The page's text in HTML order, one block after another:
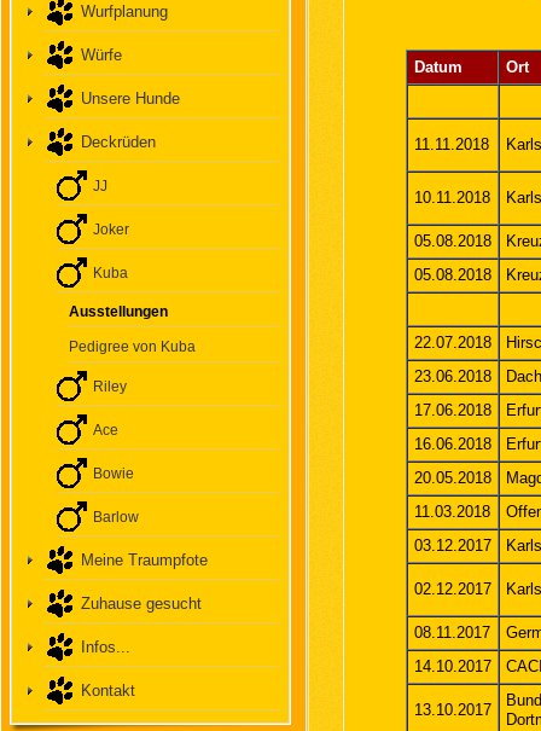
Wurfplanung
Würfe
Unsere Hunde
Deckrüden
JJ
Joker
Kuba
Ausstellungen
Pedigree von Kuba
Riley
Ace
Bowie
Barlow
Meine Traumpfote
Zuhause gesucht
Infos...
Kontakt
Datum Ort
11.11.2018
10.11.2018
05.08.2018
05.08.2018
22.07.2018
23.06.2018
17.06.2018
16.06.2018
20.05.2018
11.03.2018
03.12.2017
02.12.2017
08.11.2017
14.10.2017
13.10.2017